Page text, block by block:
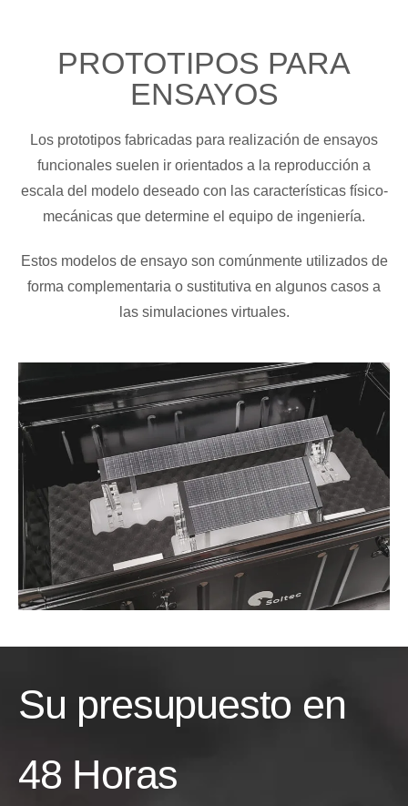
PROTOTIPOS PARA
ENSAYOS
Los prototipos fabricadas para realización de ensayos
funcionales suelen ir orientados a la reproducción a
escala del modelo deseado con las características físico-
mecánicas que determine el equipo de ingeniería.
Estos modelos de ensayo son comúnmente utilizados de
forma complementaria o sustitutiva en algunos casos a
las simulaciones virtuales.
Su presupuesto en
48 Horas